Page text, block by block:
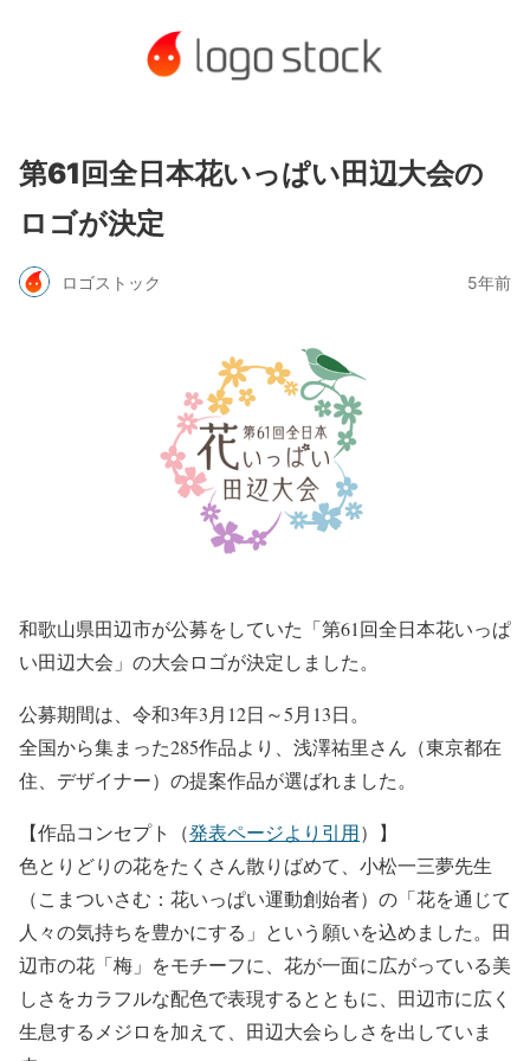
第61回全日本花いっぱい田辺大会の
ロゴが決定
ロゴストック 5年前
和歌山県田辺市が公募をしていた「第61回全日本花いっぱ
い田辺大会」の大会ロゴが決定しました。
公募期間は、令和3年3月12日～5月13日。
全国から集まった285作品より、浅澤祐里さん（東京都在
住、デザイナー）の提案作品が選ばれました。
【作品コンセプト（発表ページより引用）】
色とりどりの花をたくさん散りばめて、小松一三夢先生
（こまついさむ：花いっぱい運動創始者）の「花を通じて
人々の気持ちを豊かにする」という願いを込めました。田
辺市の花「梅」をモチーフに、花が一面に広がっている美
しさをカラフルな配色で表現するとともに、田辺市に広く
生息するメジロを加えて、田辺大会らしさを出していま